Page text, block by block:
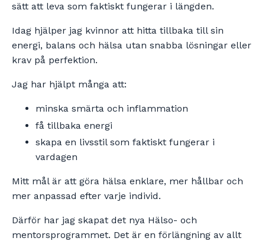
sätt att leva som faktiskt fungerar i längden.
Idag hjälper jag kvinnor att hitta tillbaka till sin
energi, balans och hälsa utan snabba lösningar eller
krav på perfektion.
Jag har hjälpt många att:
minska smärta och inflammation
få tillbaka energi
skapa en livsstil som faktiskt fungerar i
vardagen
Mitt mål är att göra hälsa enklare, mer hållbar och
mer anpassad efter varje individ.
Därför har jag skapat det nya Hälso- och
mentorsprogrammet. Det är en förlängning av allt